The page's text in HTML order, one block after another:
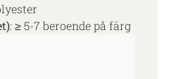
: ≥ 5-7 beroende på färg